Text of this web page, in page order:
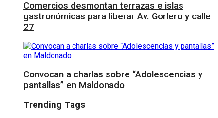
Comercios desmontan terrazas e islas
gastronómicas para liberar Av. Gorlero y calle
27
Convocan a charlas sobre “Adolescencias y
pantallas” en Maldonado
Trending Tags